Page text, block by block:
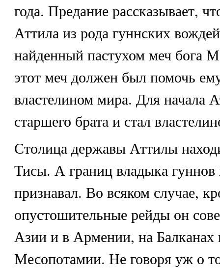
года. Предание рассказывает,
Аттила из рода гуннских
найденный пастухом меч бога
этот меч должен был помочь
властелином мира. Для начала
старшего брата и стал
Столица державы Аттилы
Тисы. А границ владыка гуннов
признавал. Во всяком случае,
опустошительные рейды он
Азии и в Армении, на Балканах
Месопотамии. Не говоря уж о